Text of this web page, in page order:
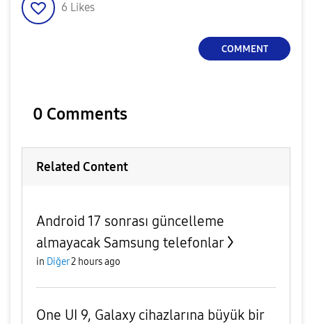
6 Likes
COMMENT
0 Comments
Related Content
Android 17 sonrası güncelleme
almayacak Samsung telefonlar
in Diğer2 hours ago
One UI 9, Galaxy cihazlarına büyük bir